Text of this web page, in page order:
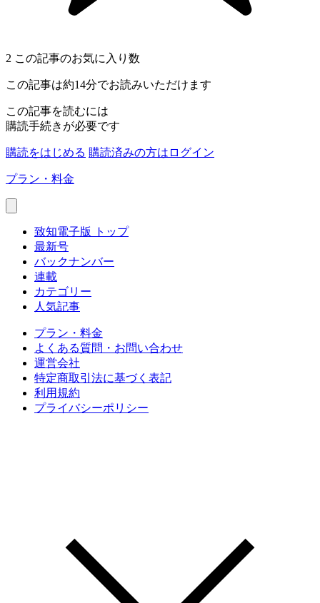
2 この記事のお気に入り数
この記事は約14分でお読みいただけます
この記事を読むには
購読手続きが必要です
購読をはじめる 購読済みの方はログイン
プラン・料金
致知電子版 トップ
最新号
バックナンバー
連載
カテゴリー
人気記事
プラン・料金
よくある質問・お問い合わせ
運営会社
特定商取引法に基づく表記
利用規約
プライバシーポリシー